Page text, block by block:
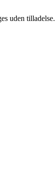
uden tilladelse.